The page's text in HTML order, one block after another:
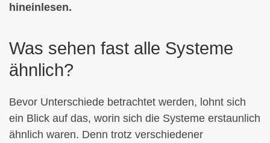
hineinlesen.
Was sehen fast alle Systeme
ähnlich?
Bevor Unterschiede betrachtet werden, lohnt sich
ein Blick auf das, worin sich die Systeme erstaunlich
ähnlich waren. Denn trotz verschiedener